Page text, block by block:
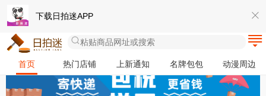
下载日拍迷APP
粘贴商品网址或搜索
首页 热门店铺 上新通知 名牌包包 动漫周边